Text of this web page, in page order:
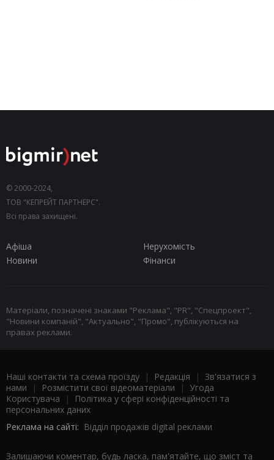
© 2000-2024,
ТОВ "КЕПРЕЙТ ПАРТНЕРС".
Всі права захищені.
Афіша
Нерухомість
Новини
Фінанси
Матеріали, позначені знаками "Реклама", "PR", "Спецпроект",
"Новини компаній", "Актуально", "Промо", публікуються на
правах реклами.
Наші контакти та схема проїзду | Редакція | Зв'язатися з
нами | Розмістити свої відеоматеріали | Угода
Користувача |
Політика у сфері конфіденційності та
персональних даних
Реклама на сайті: Відділ продажів digital реклами
Залишаючи коментар, будь ласка, пам'ятайте, що зміст та